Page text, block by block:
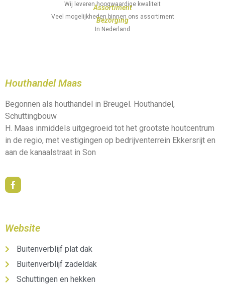
Wij leveren hoogwaardige kwaliteit
Assortiment
Veel mogelijkheden binnen ons assortiment
Bezorging
In Nederland
Houthandel Maas
Begonnen als houthandel in Breugel. Houthandel,
Schuttingbouw
H. Maas inmiddels uitgegroeid tot het grootste houtcentrum
in de regio, met vestigingen op bedrijventerrein Ekkersrijt en
aan de kanaalstraat in Son
Website
Buitenverblijf plat dak
Buitenverblijf zadeldak
Schuttingen en hekken